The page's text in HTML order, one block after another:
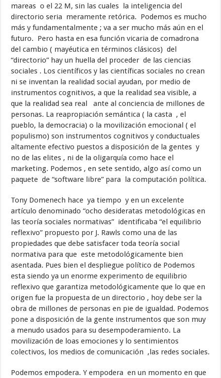
mareas o el 22 M, sin las cuales la inteligencia del
directorio seria meramente retórica. Podemos es mucho
más y fundamentalmente ; va a ser mucho más aún en el
futuro. Pero hasta en esa función vicaria de comadrona
del cambio ( mayéutica en términos clásicos) del
“directorio” hay un huella del proceder de las ciencias
sociales . Los científicos y las científicas sociales no crean
ni se inventan la realidad social ayudan, por medio de
instrumentos cognitivos, a que la realidad sea visible, a
que la realidad sea real ante al conciencia de millones de
personas. La reapropiación semántica ( la casta , el
pueblo, la democracia) o la movilización emocional ( el
populismo) son instrumentos cognitivos y conductuales
altamente efectivo puestos a disposición de la gentes y
no de las elites , ni de la oligarquía como hace el
marketing. Podemos , en sete sentido, algo así como un
paquete de “software libre” para la computación política.
Tony Domenech hace ya tiempo y en un excelente
artículo denominado “ocho desideratas metodológicas en
las teoría sociales normativas” identificaba “el equilibrio
reflexivo” propuesto por J. Rawls como una de las
propiedades que debe satisfacer toda teoría social
normativa para que este metodológicamente bien
asentada. Pues bien el despliegue político de Podemos
esta siendo ya un enorme experimento de equilibrio
reflexivo que garantiza metodológicamente que lo que en
origen fue la propuesta de un directorio , hoy debe ser la
obra de millones de personas en pie de igualdad. Podemos
pone a disposición de la gente instrumentos que son muy
a menudo usados para su desempoderamiento. La
movilización de loas emociones y lo sentimientos
colectivos, los medios de comunicación ,las redes sociales.
Podemos empodera. Y empodera en un momento en que